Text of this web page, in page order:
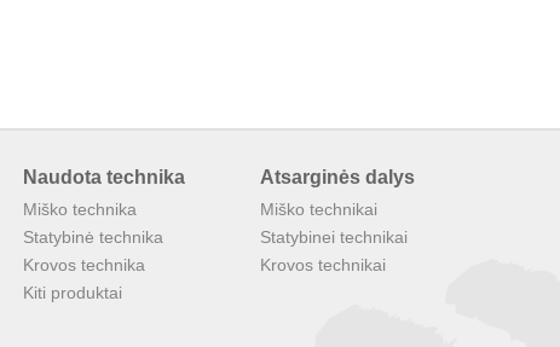
Naudota technika
Miško technika
Statybinė technika
Krovos technika
Kiti produktai
Atsarginės dalys
Miško technikai
Statybinei technikai
Krovos technikai